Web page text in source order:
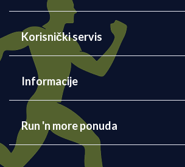
Korisnički servis
Informacije
Run 'n more ponuda